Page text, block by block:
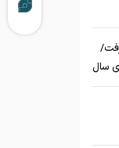
سال